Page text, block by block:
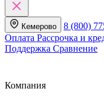
Кемерово 8 (800)
Оплата Рассрочка и
Поддержка Сравнение
Компания